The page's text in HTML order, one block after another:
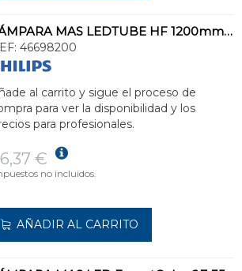
LÁMPARA MAS LEDTUBE HF 1200mm UO 16W865 T8
46698200
al carrito y sigue el proceso de
para ver la disponibilidad y los
para profesionales.
€
no incluidos.
AÑADIR AL CARRITO